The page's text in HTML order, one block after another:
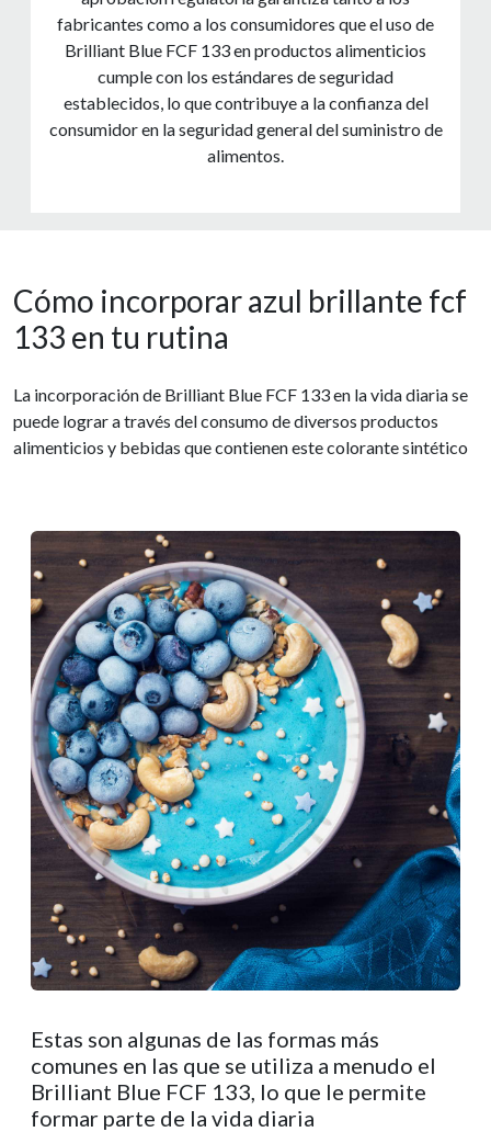
fabricantes como a los consumidores que el uso de
Brilliant Blue FCF 133 en productos alimenticios
cumple con los estándares de seguridad
establecidos, lo que contribuye a la confianza del
consumidor en la seguridad general del suministro de
alimentos.
Cómo incorporar azul brillante fcf
133 en tu rutina
La incorporación de Brilliant Blue FCF 133 en la vida diaria se
puede lograr a través del consumo de diversos productos
alimenticios y bebidas que contienen este colorante sintético
Estas son algunas de las formas más
comunes en las que se utiliza a menudo el
Brilliant Blue FCF 133, lo que le permite
formar parte de la vida diaria